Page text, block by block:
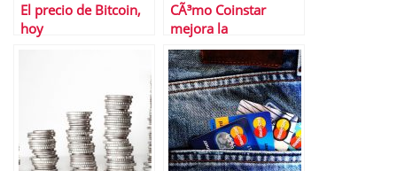
El precio de Bitcoin,
hoy
CÃ³mo Coinstar
mejora la
rentabilidad y ayuda
a diferenciarse de la
competencia en el
retail